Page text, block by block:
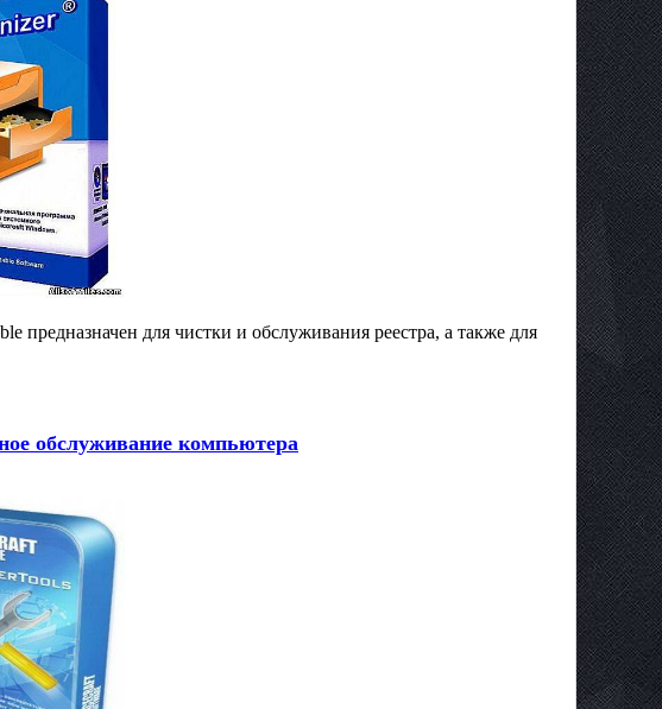
предназначен для чистки и обслуживания реестра, а также для
обслуживание компьютера